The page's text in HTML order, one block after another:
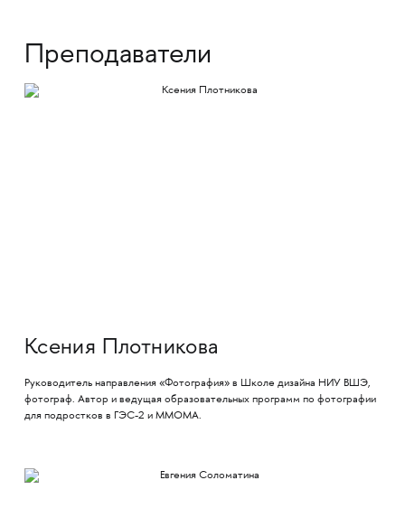
Преподаватели
Ксения Плотникова
Руководитель направления «Фотография» в Школе дизайна НИУ ВШЭ,
фотограф. Автор и ведущая образовательных программ по фотографии
для подростков в ГЭС-2 и ММОМА.